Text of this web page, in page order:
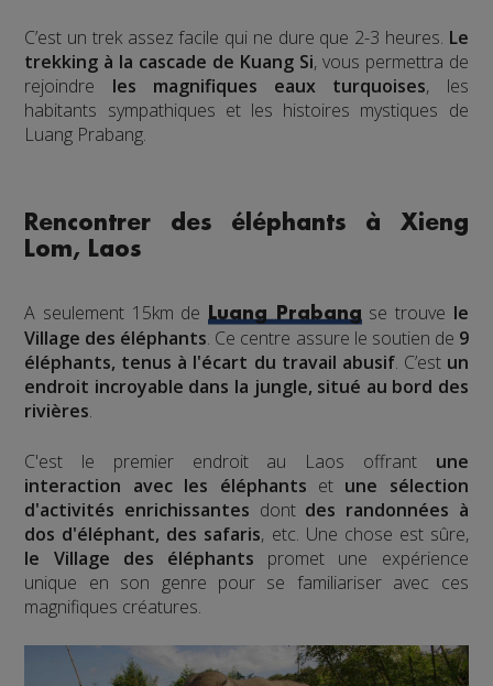
C’est un trek assez facile qui ne dure que 2-3 heures. Le
trekking à la cascade de Kuang Si, vous permettra de
rejoindre les magnifiques eaux turquoises, les
habitants sympathiques et les histoires mystiques de
Luang Prabang.
Rencontrer des éléphants à Xieng
Lom, Laos
A seulement 15km de Luang Prabangse trouve le
Village des éléphants. Ce centre assure le soutien de 9
éléphants, tenus à l'écart du travail abusif. C’est un
endroit incroyable dans la jungle, situé au bord des
rivières.
C'est le premier endroit au Laos offrant une
interaction avec les éléphants et une sélection
d'activités enrichissantes dont des randonnées à
dos d'éléphant, des safaris, etc. Une chose est sûre,
le Village des éléphants promet une expérience
unique en son genre pour se familiariser avec ces
magnifiques créatures.